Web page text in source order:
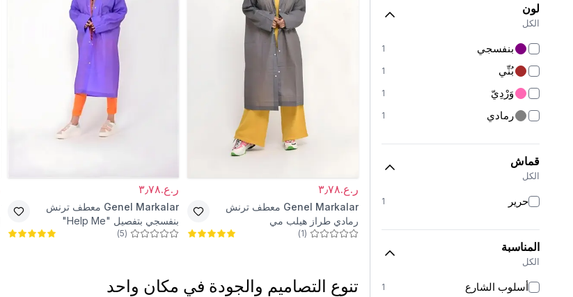
لون
الكل
بنفسجي 1
بُنِّي 1
وَرْدِيّ 1
رمادي 1
قماش
الكل
حرير 1
المناسبة
الكل
أسلوب الشارع 1
ر.ع.٣٫٧٨
Genel Markalar معطف ترنش
رمادي طراز هيلب مي
(
1
)
ر.ع.٣٫٧٨
Genel Markalar معطف ترنش
بنفسجي بتفصيل "Help Me"
(
5
)
تنوع التصاميم والجودة في مكان واحد